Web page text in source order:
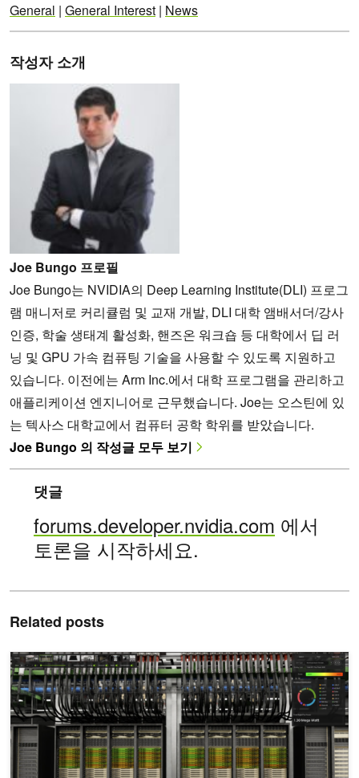
General | General Interest | News
작성자 소개
Joe Bungo 프로필
Joe Bungo는 NVIDIA의 Deep Learning Institute(DLI) 프로그
램 매니저로 커리큘럼 및 교재 개발, DLI 대학 앰배서더/강사
인증, 학술 생태계 활성화, 핸즈온 워크숍 등 대학에서 딥 러
닝 및 GPU 가속 컴퓨팅 기술을 사용할 수 있도록 지원하고
있습니다. 이전에는 Arm Inc.에서 대학 프로그램을 관리하고
애플리케이션 엔지니어로 근무했습니다. Joe는 오스틴에 있
는 텍사스 대학교에서 컴퓨터 공학 학위를 받았습니다.
Joe Bungo 의 작성글 모두 보기
댓글
forums.developer.nvidia.com 에서
토론을 시작하세요.
Related posts
실시간 GPU 플릿 가시성과 최적화를 위한 NVIDIA Fleet